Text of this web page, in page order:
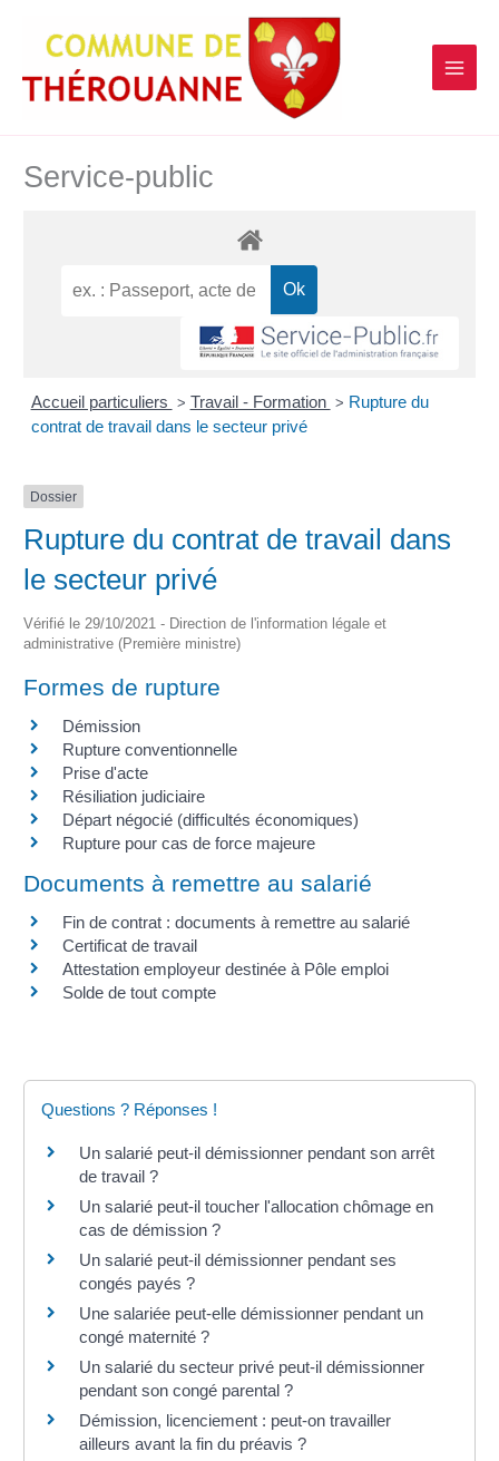
contenu
Service-public
Accueil particuliers > Travail - Formation > Rupture du
contrat de travail dans le secteur privé
Dossier
Rupture du contrat de travail dans
le secteur privé
Vérifié le 29/10/2021 - Direction de l'information légale et
administrative (Première ministre)
Formes de rupture
Démission
Rupture conventionnelle
Prise d'acte
Résiliation judiciaire
Départ négocié (difficultés économiques)
Rupture pour cas de force majeure
Documents à remettre au salarié
Fin de contrat : documents à remettre au salarié
Certificat de travail
Attestation employeur destinée à Pôle emploi
Solde de tout compte
Questions ? Réponses !
Un salarié peut-il démissionner pendant son arrêt
de travail ?
Un salarié peut-il toucher l'allocation chômage en
cas de démission ?
Un salarié peut-il démissionner pendant ses
congés payés ?
Une salariée peut-elle démissionner pendant un
congé maternité ?
Un salarié du secteur privé peut-il démissionner
pendant son congé parental ?
Démission, licenciement : peut-on travailler
ailleurs avant la fin du préavis ?